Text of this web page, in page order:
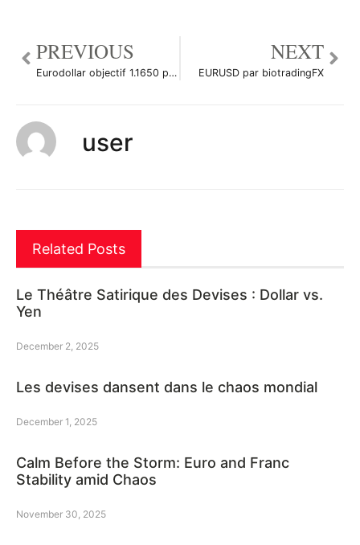
PREVIOUS
Eurodollar objectif 1.1650 par sosafranck3
NEXT
EURUSD par biotradingFX
user
Related Posts
Le Théâtre Satirique des Devises : Dollar vs.
Yen
December 2, 2025
Les devises dansent dans le chaos mondial
December 1, 2025
Calm Before the Storm: Euro and Franc
Stability amid Chaos
November 30, 2025